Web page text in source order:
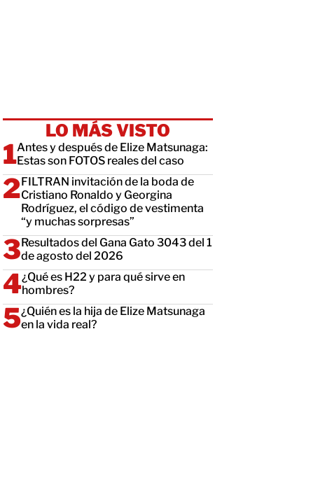
LO MÁS VISTO
Antes y después de Elize Matsunaga:
Estas son FOTOS reales del caso
FILTRAN invitación de la boda de
Cristiano Ronaldo y Georgina
Rodríguez, el código de vestimenta
“y muchas sorpresas”
Resultados del Gana Gato 3043 del 1
de agosto del 2026
¿Qué es H22 y para qué sirve en
hombres?
¿Quién es la hija de Elize Matsunaga
en la vida real?